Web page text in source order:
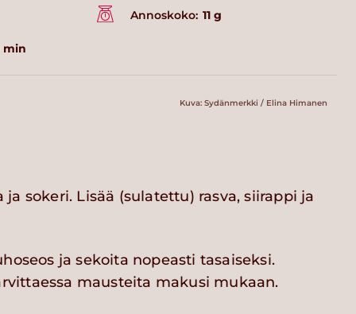
Annoskoko: 11 g
min
Kuva: Sydänmerkki / Elina Himanen
sokeri. Lisää (sulatettu) rasva, siirappi ja
ja sekoita nopeasti tasaiseksi.
mausteita makusi mukaan.